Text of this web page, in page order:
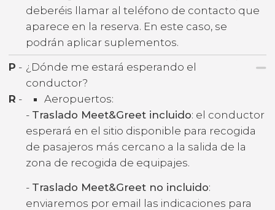
deberéis llamar al teléfono de contacto que
aparece en la reserva. En este caso, se
podrán aplicar suplementos.
P - ¿Dónde me estará esperando el
conductor?
R -
Aeropuertos:
- Traslado Meet&Greet incluido: el conductor
esperará en el sitio disponible para recogida
de pasajeros más cercano a la salida de la
zona de recogida de equipajes.
- Traslado Meet&Greet no incluido:
enviaremos por email las indicaciones para